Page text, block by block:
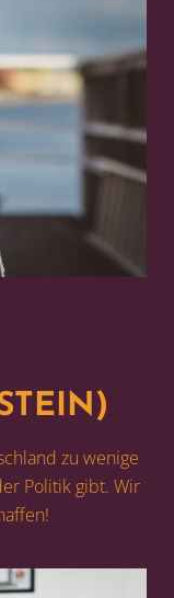
zu wenige
Politik gibt. Wir